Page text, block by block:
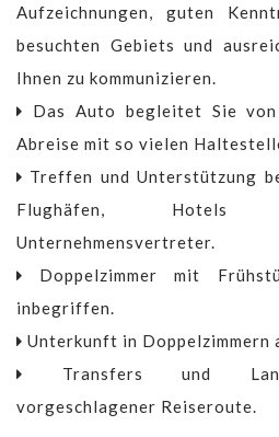
Aufzeichnungen, guten
besuchten Gebiets und
Ihnen zu kommunizieren.
Das Auto begleitet Sie
Abreise mit so vielen
Treffen und Unterstützung
Flughäfen, Hotels
Unternehmensvertreter.
Doppelzimmer mit
inbegriffen.
Unterkunft in Doppelzimmern
Transfers und
vorgeschlagener Reiseroute.